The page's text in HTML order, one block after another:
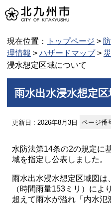
現在位置： トップページ >
理情報 > ハザードマップ>
浸水想定区域について
雨水出水浸水想定
更新日 : 2026年8月3日 ページ番
水防法第14条の2の規定に
域を指定し公表しました。
雨水出水浸水想定区域図
（時間雨量153ミリ）によ
超えて雨水が溢れ「内水